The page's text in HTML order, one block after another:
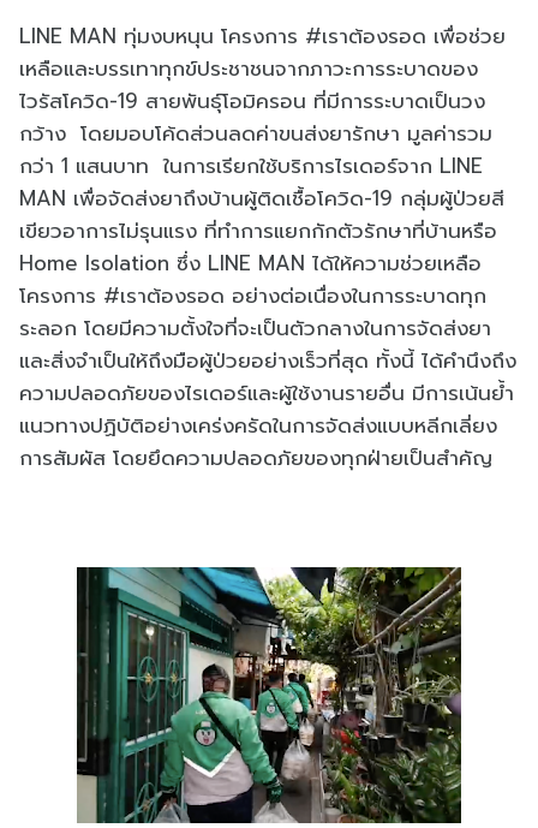
LINE MAN ทุ่มงบหนุน โครงการ #เราต้องรอด เพื่อช่วย
เหลือและบรรเทาทุกข์ประชาชนจากภาวะการระบาดของ
ไวรัสโควิด-19 สายพันธุ์โอมิครอน ที่มีการระบาดเป็นวง
กว้าง โดยมอบโค้ดส่วนลดค่าขนส่งยารักษา มูลค่ารวม
กว่า 1 แสนบาท ในการเรียกใช้บริการไรเดอร์จาก LINE
MAN เพื่อจัดส่งยาถึงบ้านผู้ติดเชื้อโควิด-19 กลุ่มผู้ป่วยสี
เขียวอาการไม่รุนแรง ที่ทำการแยกกักตัวรักษาที่บ้านหรือ
Home Isolation ซึ่ง LINE MAN ได้ให้ความช่วยเหลือ
โครงการ #เราต้องรอด อย่างต่อเนื่องในการระบาดทุก
ระลอก โดยมีความตั้งใจที่จะเป็นตัวกลางในการจัดส่งยา
และสิ่งจำเป็นให้ถึงมือผู้ป่วยอย่างเร็วที่สุด ทั้งนี้ ได้คำนึงถึง
ความปลอดภัยของไรเดอร์และผู้ใช้งานรายอื่น มีการเน้นย้ำ
แนวทางปฏิบัติอย่างเคร่งครัดในการจัดส่งแบบหลีกเลี่ยง
การสัมผัส โดยยึดความปลอดภัยของทุกฝ่ายเป็นสำคัญ